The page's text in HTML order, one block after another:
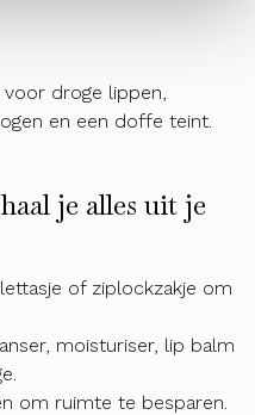
droge lippen,
en een doffe teint.
je alles uit je
of ziplockzakje om
moisturiser, lip balm
om ruimte te besparen.